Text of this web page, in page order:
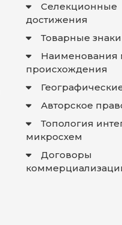
Селекционные
достижения
Товарные знаки
Наименования
происхождения
Авторское
Топология
микросхем
Договоры